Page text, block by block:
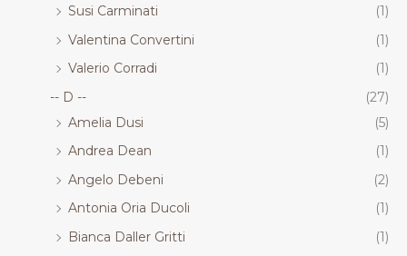
Susi Carminati
(1)
Valentina Convertini
(1)
Valerio Corradi
(1)
-- D --
(27)
Amelia Dusi
(5)
Andrea Dean
(1)
Angelo Debeni
(2)
Antonia Oria Ducoli
(1)
Bianca Daller Gritti
(1)